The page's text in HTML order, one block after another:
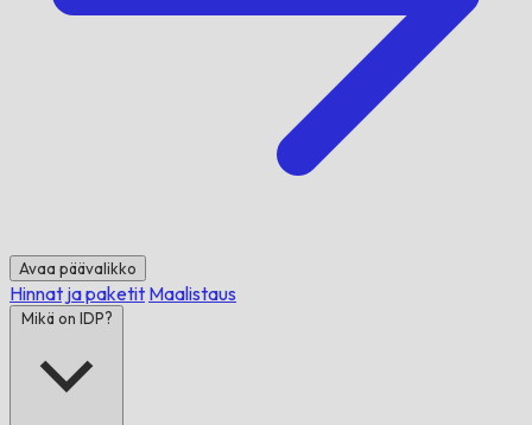
Avaa päävalikko
Hinnat ja paketit Maalistaus
Mikä on IDP?